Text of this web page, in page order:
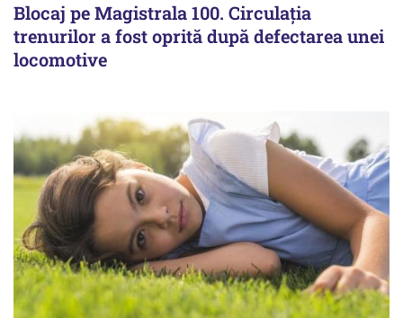
Blocaj pe Magistrala 100. Circulația
trenurilor a fost oprită după defectarea unei
locomotive